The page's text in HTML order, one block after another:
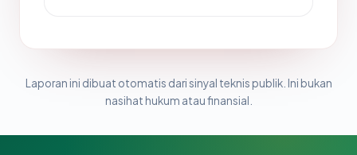
Laporan ini dibuat otomatis dari sinyal teknis publik. Ini bukan
nasihat hukum atau finansial.